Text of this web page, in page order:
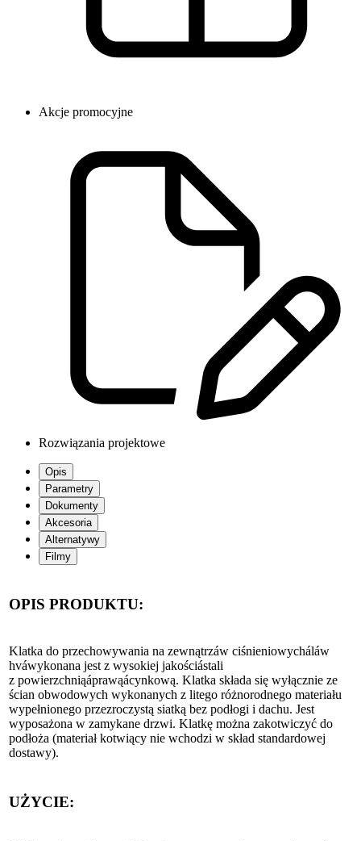
Akcje promocyjne
Rozwiązania projektowe
Opis
Parametry
Dokumenty
Akcesoria
Alternatywy
Filmy
OPIS PRODUKTU:
Klatka do przechowywania na zewnątrzáw ciśnieniowycháláw
hváwykonana jest z wysokiej jakościástali
z powierzchniąáprawąácynkową. Klatka składa się wyłącznie ze
ścian obwodowych wykonanych z litego różnorodnego materiału
wypełnionego przezroczystą siatką bez podłogi i dachu. Jest
wyposażona w zamykane drzwi. Klatkę można zakotwiczyć do
podłoża (materiał kotwiący nie wchodzi w skład standardowej
dostawy).
UŻYCIE: